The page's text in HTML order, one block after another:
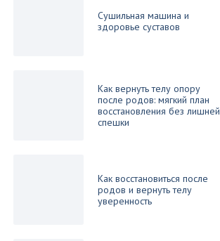
Сушильная машина и
здоровье суставов
Как вернуть телу опору
после родов: мягкий план
восстановления без лишней
спешки
Как восстановиться после
родов и вернуть телу
уверенность